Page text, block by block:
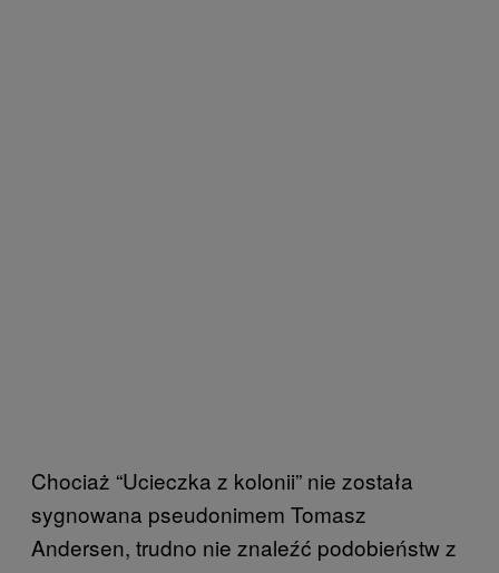
Chociaż “Ucieczka z kolonii” nie została
sygnowana pseudonimem Tomasz
Andersen, trudno nie znaleźć podobieństw z